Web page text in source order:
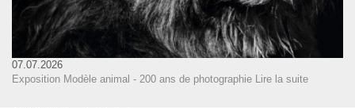
07.07.2026
Exposition Modèle animal - 200 ans de photographie
Lire la suite